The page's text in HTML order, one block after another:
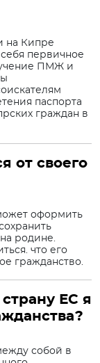
на Кипре
первичное
ПМЖ и
паспорта
граждан в
от своего
оформить
родине.
что его
гражданство.
ЕС я
собой в